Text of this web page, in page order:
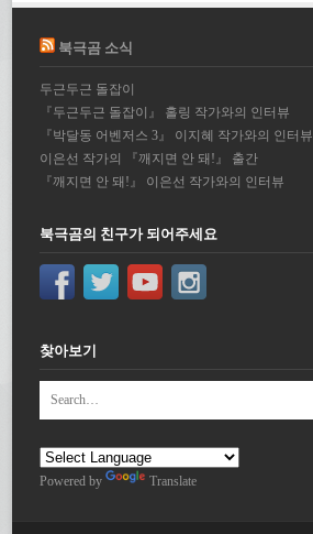
북극곰 소식
두근두근 돌잡이
『두근두근 돌잡이』 홀링 작가와의 인터뷰
『박달동 어벤저스 3』 이지혜 작가와의 인터뷰
이은선 작가의 『깨지면 안 돼!』 출간
『깨지면 안 돼!』 이은선 작가와의 인터뷰
북극곰의 친구가 되어주세요
찾아보기
Powered by Translate